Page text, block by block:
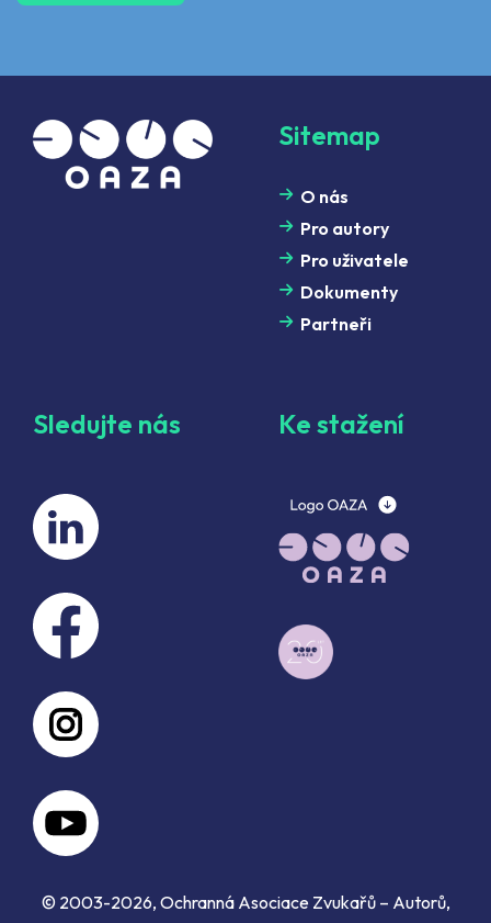
Sitemap
O nás
Pro autory
Pro uživatele
Dokumenty
Partneři
Sledujte nás Ke stažení
© 2003-2026, Ochranná Asociace Zvukařů – Autorů,